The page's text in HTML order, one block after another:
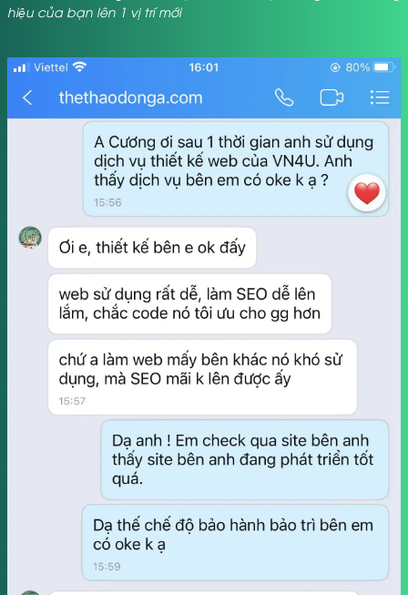
hiệu của bạn lên 1 vị trí mới